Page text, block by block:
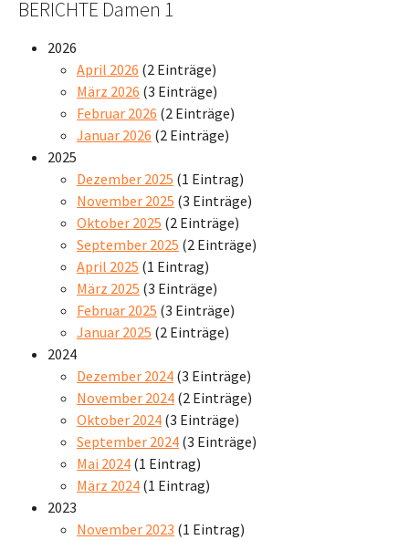
BERICHTE Damen 1
2026
April 2026 (2 Einträge)
März 2026 (3 Einträge)
Februar 2026 (2 Einträge)
Januar 2026 (2 Einträge)
2025
Dezember 2025 (1 Eintrag)
November 2025 (3 Einträge)
Oktober 2025 (2 Einträge)
September 2025 (2 Einträge)
April 2025 (1 Eintrag)
März 2025 (3 Einträge)
Februar 2025 (3 Einträge)
Januar 2025 (2 Einträge)
2024
Dezember 2024 (3 Einträge)
November 2024 (2 Einträge)
Oktober 2024 (3 Einträge)
September 2024 (3 Einträge)
Mai 2024 (1 Eintrag)
März 2024 (1 Eintrag)
2023
November 2023 (1 Eintrag)